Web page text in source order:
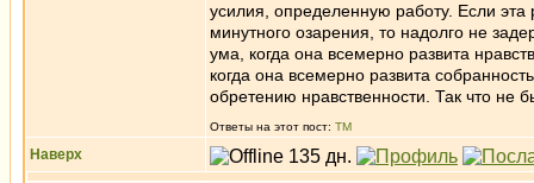
усилия, определенную работу. Если эта
минутного озарения, то надолго не
ума, когда она всемерно развита
когда она всемерно развита
обретению нравственности. Так что
Ответы на этот пост: ТМ
Наверх